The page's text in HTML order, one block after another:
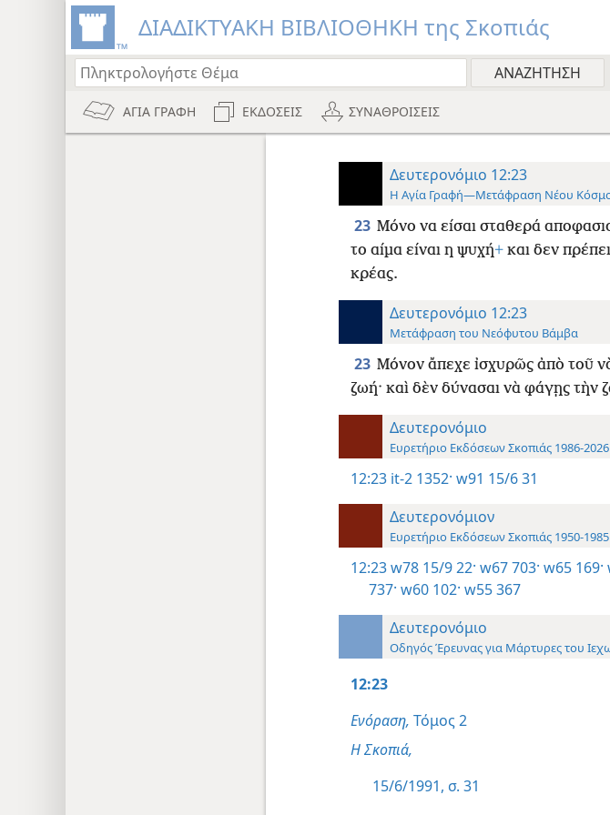
ΔΙΑΔΙΚΤΥΑΚΗ ΒΙΒΛΙΟΘΗΚΗ της Σκοπιάς
ΑΓΙΑ ΓΡΑΦΗ ΕΚΔΟΣΕΙΣ ΣΥΝΑΘΡΟΙΣΕΙΣ
Δευτερονόμιο 12:23
Η Αγία Γραφή—Μετάφραση Νέου
23 Μόνο να είσαι σταθερά
το αίμα είναι η ψυχή+και δεν
κρέας.
Δευτερονόμιο 12:23
Μετάφραση του Νεόφυτου Βάμβα
23 Μόνον ἄπεχε ἰσχυρῶς ἀπὸ τοῦ νὰ
ζωή· καὶ δὲν δύνασαι νὰ φάγῃς τὴν
Δευτερονόμιο
Ευρετήριο Εκδόσεων Σκοπιάς 1986-2026
12:23 it-2 1352· w91 15/6 31
Δευτερονόμιον
Ευρετήριο Εκδόσεων Σκοπιάς 1950-1985
12:23w78 15/9 22· w67 703· w65 169·
737· w60 102· w55 367
Δευτερονόμιο
Οδηγός Έρευνας για Μάρτυρες του
12:23
Ενόραση, Τόμος 2
Η Σκοπιά,
15/6/1991, σ. 31